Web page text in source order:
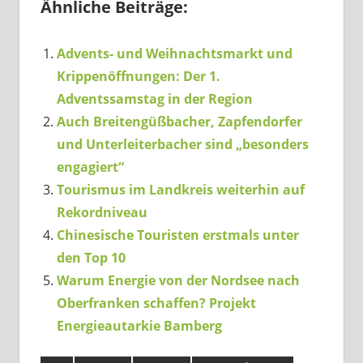
Ähnliche Beiträge:
Advents- und Weihnachtsmarkt und
Krippenöffnungen: Der 1.
Adventssamstag in der Region
Auch Breitengüßbacher, Zapfendorfer
und Unterleiterbacher sind „besonders
engagiert“
Tourismus im Landkreis weiterhin auf
Rekordniveau
Chinesische Touristen erstmals unter
den Top 10
Warum Energie von der Nordsee nach
Oberfranken schaffen? Projekt
Energieautarkie Bamberg